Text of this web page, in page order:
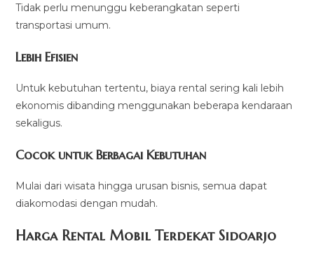
Tidak perlu menunggu keberangkatan seperti
transportasi umum.
Lebih Efisien
Untuk kebutuhan tertentu, biaya rental sering kali lebih
ekonomis dibanding menggunakan beberapa kendaraan
sekaligus.
Cocok untuk Berbagai Kebutuhan
Mulai dari wisata hingga urusan bisnis, semua dapat
diakomodasi dengan mudah.
Harga Rental Mobil Terdekat Sidoarjo